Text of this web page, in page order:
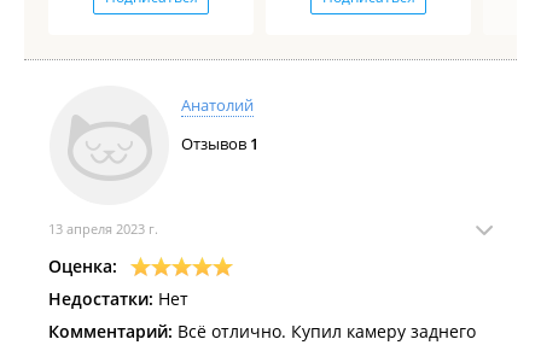
Анатолий
Отзывов 1
13 апреля 2023 г.
Оценка:
Недостатки: Нет
Комментарий: Всё отлично. Купил камеру заднего